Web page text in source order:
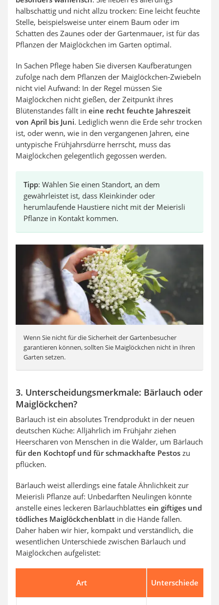
halbschattig und nicht allzu trocken: Eine leicht feuchte
Stelle, beispielsweise unter einem Baum oder im
Schatten des Zaunes oder der Gartenmauer, ist für das
Pflanzen der Maiglöckchen im Garten optimal.
In Sachen Pflege haben Sie diversen Kaufberatungen
zufolge nach dem Pflanzen der Maiglöckchen-Zwiebeln
nicht viel Aufwand: In der Regel müssen Sie
Maiglöckchen nicht gießen, der Zeitpunkt ihres
Blütenstandes fällt in eine recht feuchte Jahreszeit
von April bis Juni. Lediglich wenn die Erde sehr trocken
ist, oder wenn, wie in den vergangenen Jahren, eine
untypische Frühjahrsdürre herrscht, muss das
Maiglöckchen gelegentlich gegossen werden.
Tipp: Wählen Sie einen Standort, an dem
gewährleistet ist, dass Kleinkinder oder
herumlaufende Haustiere nicht mit der Meierisli
Pflanze in Kontakt kommen.
Wenn Sie nicht für die Sicherheit der Gartenbesucher
garantieren können, sollten Sie Maiglöckchen nicht in Ihren
Garten setzen.
3. Unterscheidungsmerkmale: Bärlauch oder
Maiglöckchen?
Bärlauch ist ein absolutes Trendprodukt in der neuen
deutschen Küche: Alljährlich im Frühjahr ziehen
Heerscharen von Menschen in die Wälder, um Bärlauch
für den Kochtopf und für schmackhafte Pestos zu
pflücken.
Bärlauch weist allerdings eine fatale Ähnlichkeit zur
Meierisli Pflanze auf: Unbedarften Neulingen könnte
anstelle eines leckeren Bärlauchblattes ein giftiges und
tödliches Maiglöckchenblatt in die Hände fallen.
Daher haben wir hier, kompakt und verständlich, die
wesentlichen Unterschiede zwischen Bärlauch und
Maiglöckchen aufgelistet:
Art Unterschiede